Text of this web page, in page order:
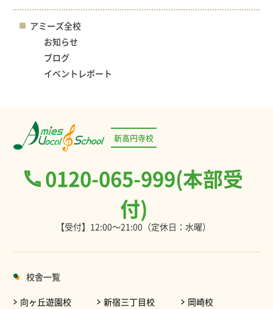
アミーズ全校
お知らせ
ブログ
イベントレポート
新高円寺校
0120-065-999(本部受
付)
【受付】12:00～21:00（定休日：水曜）
校舎一覧
向ヶ丘遊園校
新宿三丁目校
岡崎校